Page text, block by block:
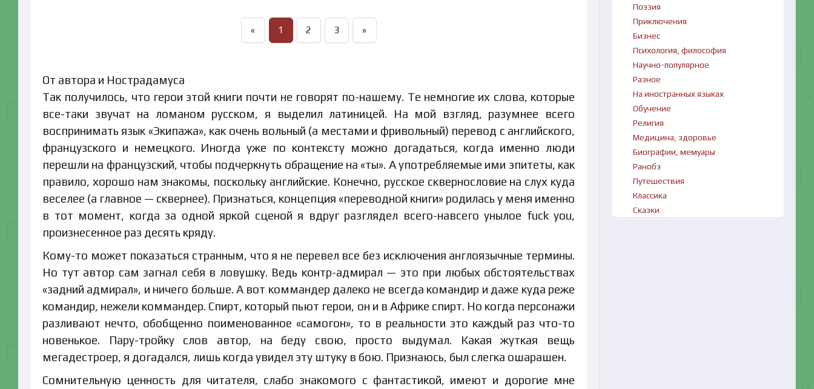
« 1 2 3 »
От автора и Нострадамуса
Так получилось, что герои этой книги почти не говорят по-нашему. Те немногие их слова, которые
все-таки звучат на ломаном русском, я выделил латиницей. На мой взгляд, разумнее всего
воспринимать язык «Экипажа», как очень вольный (а местами и фривольный) перевод с английского,
французского и немецкого. Иногда уже по контексту можно догадаться, когда именно люди
перешли на французский, чтобы подчеркнуть обращение на «ты». А употребляемые ими эпитеты, как
правило, хорошо нам знакомы, поскольку английские. Конечно, русское сквернословие на слух куда
веселее (а главное — сквернее). Признаться, концепция «переводной книги» родилась у меня именно
в тот момент, когда за одной яркой сценой я вдруг разглядел всего-навсего унылое fuck you,
произнесенное раз десять кряду.
Кому-то может показаться странным, что я не перевел все без исключения англоязычные термины.
Но тут автор сам загнал себя в ловушку. Ведь контр-адмирал — это при любых обстоятельствах
«задний адмирал», и ничего больше. А вот коммандер далеко не всегда командир и даже куда реже
командир, нежели коммандер. Спирт, который пьют герои, он и в Африке спирт. Но когда персонажи
разливают нечто, обобщенно поименованное «самогон», то в реальности это каждый раз что-то
новенькое. Пару-тройку слов автор, на беду свою, просто выдумал. Какая жуткая вещь
мегадестроер, я догадался, лишь когда увидел эту штуку в бою. Признаюсь, был слегка ошарашен.
Сомнительную ценность для читателя, слабо знакомого с фантастикой, имеют и дорогие мне
Поэзия
Приключения
Бизнес
Психология, философия
Научно-популярное
Разное
На иностранных языках
Обучение
Религия
Медицина, здоровье
Биографии, мемуары
Ранобэ
Путешествия
Классика
Сказки